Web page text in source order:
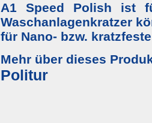
A1 Speed Polish ist
Waschanlagenkratzer
für Nano- bzw.
Mehr über dieses
Politur